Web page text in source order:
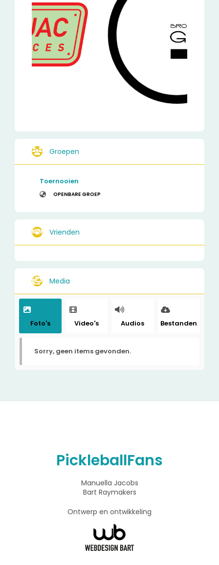
Groepen
Toernooien
OPENBARE GROEP
Vrienden
Media
Foto's Video's Audios Bestanden
Sorry, geen items gevonden.
PickleballFans
Manuella Jacobs
Bart Raymakers
Ontwerp en ontwikkeling